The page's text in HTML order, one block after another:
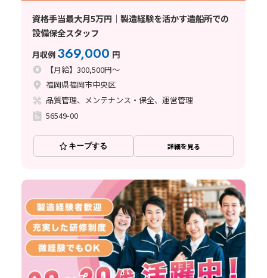
資格手当最大月5万円｜製造経験を活かす造船所での
設備保全スタッフ
月収例 369,000 円
【月給】300,500円～
福岡県福岡市中央区
品質管理、メンテナンス・保全、運営管理
56549-00
キープする 詳細を見る